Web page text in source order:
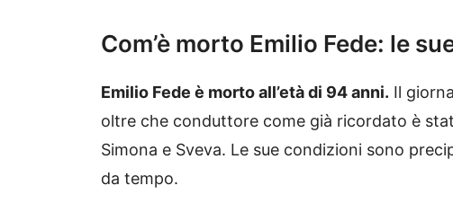
Com’è morto Emilio Fede: le
Emilio Fede è morto all’età di 94 anni. Il
oltre che conduttore come già ricordato è
Simona e Sveva. Le sue condizioni sono
da tempo.